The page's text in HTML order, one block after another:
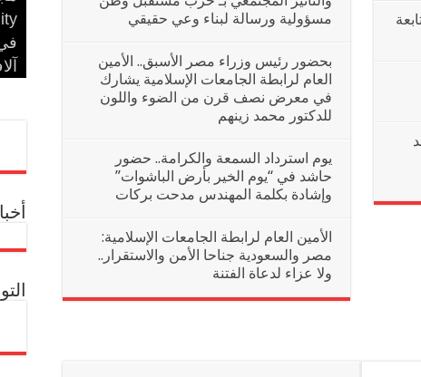
مسؤولية ورسالة لبناء وعي حقيقي
بحضور رئيس وزراء مصر الأسبق.. الأمين
العام لرابطة الجامعات الإسلامية يشارك
في معرض نصف قرن من الضوء واللون
للدكتور محمد زينهم
يوم استرداد السمعة والكرامة.. حضور
حاشد في “يوم الخير بأرض الباشوات”
وإشادة بكلمة المهندس مدحت بركات
الأمين العام لرابطة الجامعات الإسلامية:
مصر والسعودية جناحا الأمن والاستقرار..
ولا عزاء لدعاة الفتنة